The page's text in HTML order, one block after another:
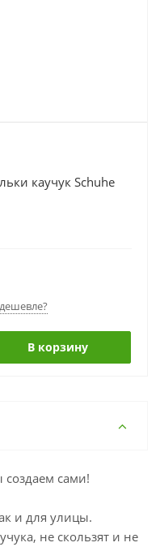
каучук Schuhe
В корзину
создаем сами!
и для улицы.
не скользят и не